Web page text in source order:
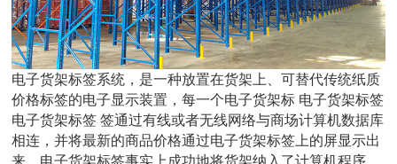
电子货架标签系统，是一种放置在货架上、可替代传统纸质
价格标签的电子显示装置，每一个电子货架标 电子货架标签
电子货架标签 签通过有线或者无线网络与商场计算机数据库
相连，并将最新的商品价格通过电子货架标签上的屏显示出